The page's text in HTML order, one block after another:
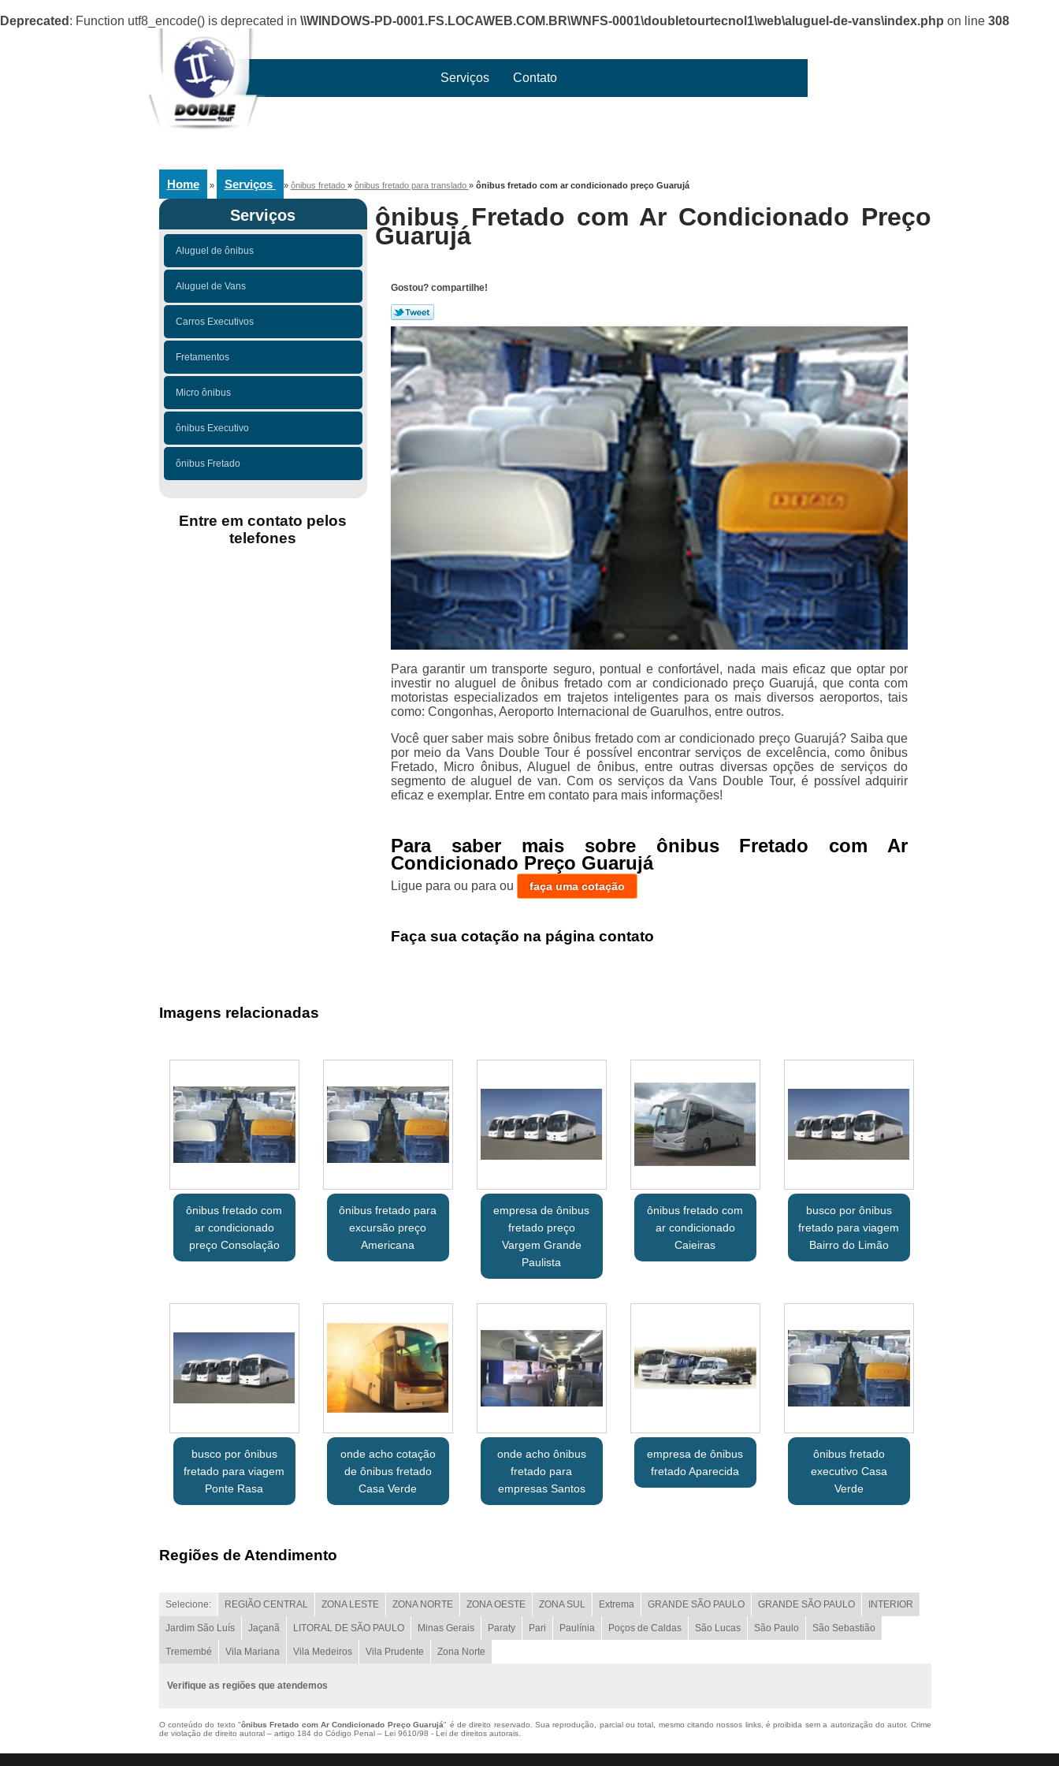
Deprecated : Function utf8_encode() is deprecated in \\WINDOWS-PD-0001.FS.LOCAWEB.COM.BR\WNFS-0001\doubletourtecnol1\web\aluguel-de-vans\index.php on line 308
Serviços Contato
Home » Serviços » ônibus fretado » ônibus fretado para translado » ônibus fretado com ar condicionado preço Guarujá
Serviços
Aluguel de ônibus
Aluguel de Vans
Carros Executivos
Fretamentos
Micro ônibus
ônibus Executivo
ônibus Fretado
Entre em contato pelos
telefones
ônibus Fretado com Ar Condicionado Preço
Guarujá
Gostou? compartilhe!
Para garantir um transporte seguro, pontual e confortável, nada mais eficaz que optar por
investir no aluguel de ônibus fretado com ar condicionado preço Guarujá, que conta com
motoristas especializados em trajetos inteligentes para os mais diversos aeroportos, tais
como: Congonhas, Aeroporto Internacional de Guarulhos, entre outros.
Você quer saber mais sobre ônibus fretado com ar condicionado preço Guarujá? Saiba que
por meio da Vans Double Tour é possível encontrar serviços de excelência, como ônibus
Fretado, Micro ônibus, Aluguel de ônibus, entre outras diversas opções de serviços do
segmento de aluguel de van. Com os serviços da Vans Double Tour, é possível adquirir
eficaz e exemplar. Entre em contato para mais informações!
Para saber mais sobre ônibus Fretado com Ar
Condicionado Preço Guarujá
Ligue para ou para ou faça uma cotação
Faça sua cotação
Imagens relacionadas
ônibus fretado com
ar condicionado
preço Consolação
ônibus fretado para
excursão preço
Americana
empresa de ônibus
fretado preço
Vargem Grande
Paulista
ônibus fretado com
ar condicionado
Caieiras
busco por ônibus
fretado para viagem
Bairro do Limão
busco por ônibus
fretado para viagem
Ponte Rasa
onde acho cotação
de ônibus fretado
Casa Verde
onde acho ônibus
fretado para
empresas Santos
empresa de ônibus
fretado Aparecida
ônibus fretado
executivo Casa
Verde
Regiões de Atendimento
Selecione: REGIÃO CENTRAL ZONA LESTE ZONA NORTE ZONA OESTE ZONA SUL Extrema GRANDE SÃO PAULO GRANDE SÃO PAULO INTERIOR
Jardim São Luís Jaçanã LITORAL DE SÃO PAULO Minas Gerais Paraty Pari Paulínia Poços de Caldas São Lucas São Paulo São Sebastião
Tremembé Vila Mariana Vila Medeiros Vila Prudente Zona Norte
Verifique as regiões que atendemos
O conteúdo do texto "ônibus Fretado com Ar Condicionado Preço Guarujá" é de direito reservado. Sua reprodução, parcial ou total, mesmo citando nossos links, é proibida sem a autorização do autor. Crime
de violação de direito autoral – artigo 184 do Código Penal – Lei 9610/98 - Lei de direitos autorais.